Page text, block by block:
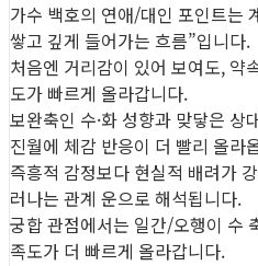
가수 백호의 연애/대인 포인트는
쌓고 깊게 들어가는 흐름”입니다.
처음엔 거리감이 있어 보여도, 약
도가 빠르게 올라갑니다.
보완축인 수·화 성향과 맞닿은 상
진월에 체감 반응이 더 빨리 올라
즉흥적 감정보다 현실적 배려가
러나는 관계 운으로 해석됩니다.
궁합 관점에서는 일간/오행이 수
족도가 더 빠르게 올라갑니다.